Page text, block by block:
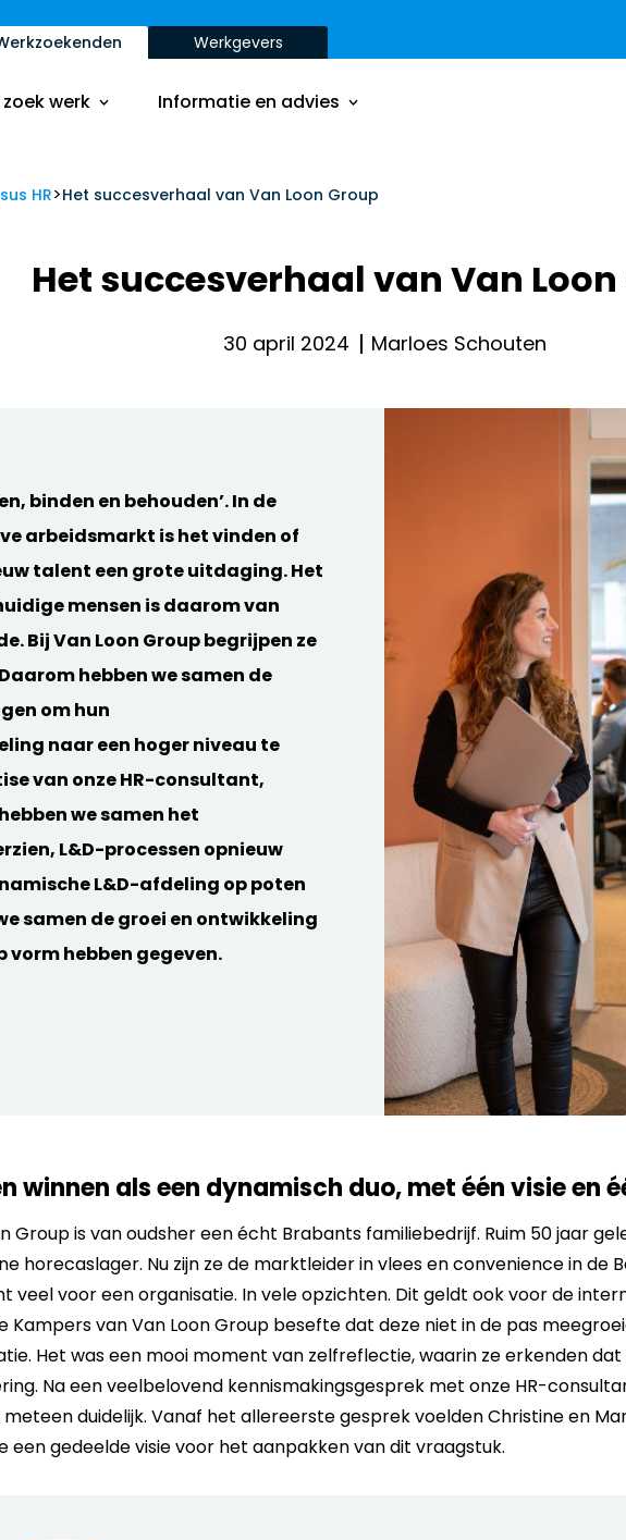
Werkgevers
zoek werk
Vacatures
Sollicitatietips
Informatie en advies
Onze aanpak
Onze opdrachtgevers
Vacatures
Inschrijfformulier
Onze aanpak
Onze dienstverbanden
HR>Het succesverhaal van Van Loon Group
Het succesverhaal van Van
30 april 2024 Marloes Schouten
binden en behouden’. In de
arbeidsmarkt is het vinden of
talent een grote uitdaging. Het
mensen is daarom van
Bij Van Loon Group begrijpen ze
hebben we samen de
om hun
naar een hoger niveau te
van onze HR-consultant,
we samen het
L&D-processen opnieuw
L&D-afdeling op poten
samen de groei en ontwikkeling
vorm hebben gegeven.
winnen als een dynamisch duo, met één visie en
Group is van oudsher een écht Brabants familiebedrijf. Ruim 50 jaar
horecaslager. Nu zijn ze de marktleider in vlees en convenience in de
veel voor een organisatie. In vele opzichten. Dit geldt ook voor de
Kampers van Van Loon Group besefte dat deze niet in de pas
Het was een mooi moment van zelfreflectie, waarin ze erkenden
Na een veelbelovend kennismakingsgesprek met onze HR-
duidelijk. Vanaf het allereerste gesprek voelden Christine en
een gedeelde visie voor het aanpakken van dit vraagstuk.